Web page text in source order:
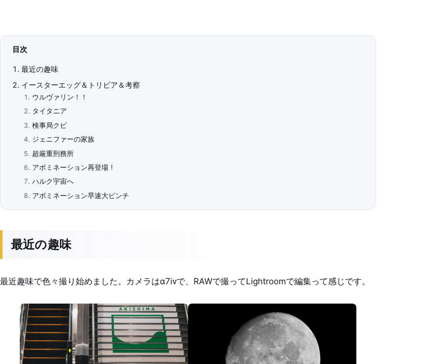
目次
最近の趣味
イースターエッグ＆トリビア＆考察
ウルヴァリン！！
タイタニア
検事局クビ
ジェニファーの家族
超厳重刑務所
アボミネーション再登場！
ハルク宇宙へ
アボミネーション早速大ピンチ
最近の趣味
最近趣味で色々撮り始めました。カメラはα7ivで、RAWで撮ってLightroomで編集って感じです。